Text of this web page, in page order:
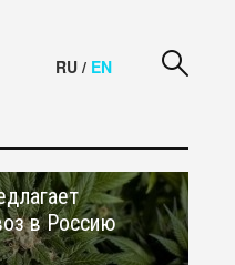
RU / EN
в Россию